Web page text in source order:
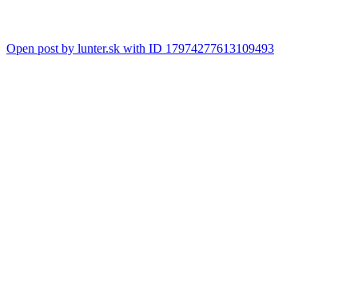
Open post by lunter.sk with ID 17974277613109493